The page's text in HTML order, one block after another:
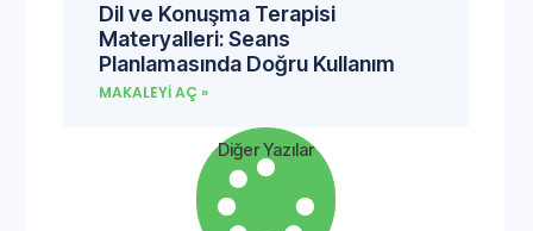
Dil ve Konuşma Terapisi
Materyalleri: Seans
Planlamasında Doğru Kullanım
MAKALEYI AÇ »
Diğer Yazılar